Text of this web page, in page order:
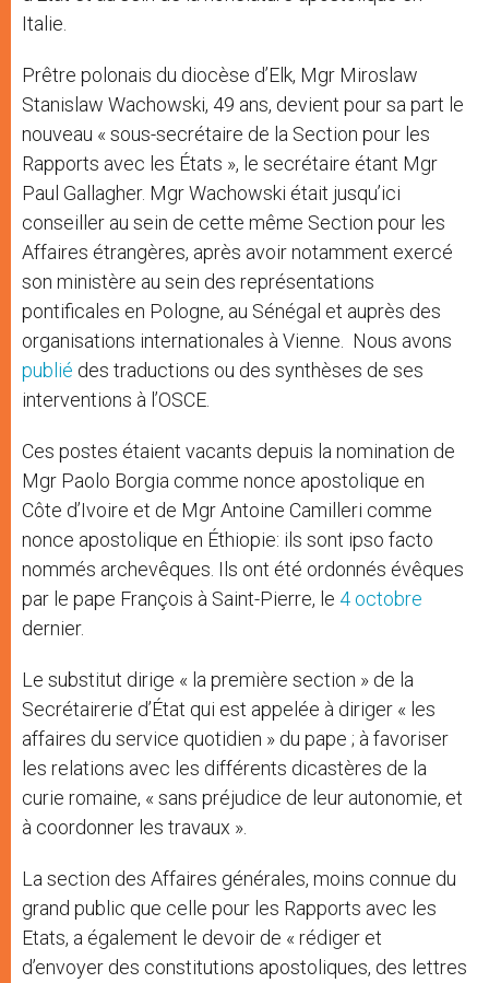
Italie.
Prêtre polonais du diocèse d’Elk, Mgr Miroslaw
Stanislaw Wachowski, 49 ans, devient pour sa part le
nouveau « sous-secrétaire de la Section pour les
Rapports avec les États », le secrétaire étant Mgr
Paul Gallagher. Mgr Wachowski était jusqu’ici
conseiller au sein de cette même Section pour les
Affaires étrangères, après avoir notamment exercé
son ministère au sein des représentations
pontificales en Pologne, au Sénégal et auprès des
organisations internationales à Vienne. Nous avons
publié des traductions ou des synthèses de ses
interventions à l’OSCE.
Ces postes étaient vacants depuis la nomination de
Mgr Paolo Borgia comme nonce apostolique en
Côte d’Ivoire et de Mgr Antoine Camilleri comme
nonce apostolique en Éthiopie: ils sont ipso facto
nommés archevêques. Ils ont été ordonnés évêques
par le pape François à Saint-Pierre, le 4 octobre
dernier.
Le substitut dirige « la première section » de la
Secrétairerie d’État qui est appelée à diriger « les
affaires du service quotidien » du pape ; à favoriser
les relations avec les différents dicastères de la
curie romaine, « sans préjudice de leur autonomie, et
à coordonner les travaux ».
La section des Affaires générales, moins connue du
grand public que celle pour les Rapports avec les
Etats, a également le devoir de « rédiger et
d’envoyer des constitutions apostoliques, des lettres